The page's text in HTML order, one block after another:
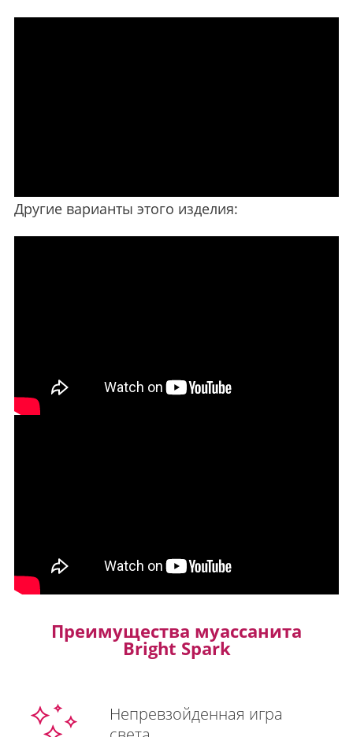
Другие варианты этого изделия:
Преимущества муассанита
Bright Spark
Непревзойденная игра